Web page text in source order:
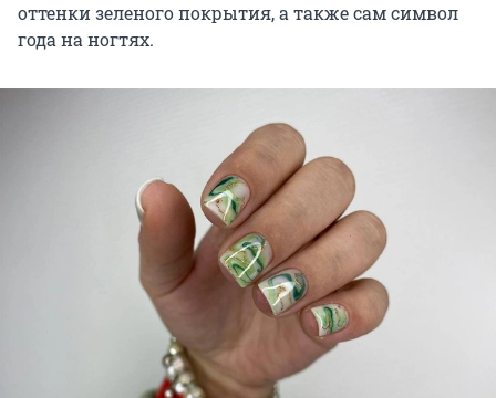
оттенки зеленого покрытия, а также сам символ
года на ногтях.